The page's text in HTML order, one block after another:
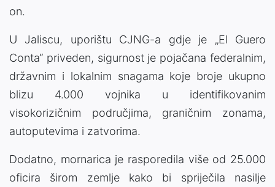
on.
U Jaliscu, uporištu CJNG-a gdje je „El Guero
Conta“ priveden, sigurnost je pojačana federalnim,
državnim i lokalnim snagama koje broje ukupno
blizu 4.000 vojnika u identifikovanim
visokorizičnim područjima, graničnim zonama,
autoputevima i zatvorima.
Dodatno, mornarica je rasporedila više od 25.000
oficira širom zemlje kako bi spriječila nasilje